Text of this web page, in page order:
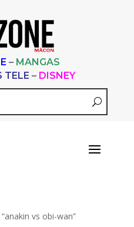
– MANGAS
TELE – DISNEY
vs obi-wan”